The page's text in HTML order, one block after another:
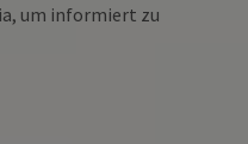
um informiert zu